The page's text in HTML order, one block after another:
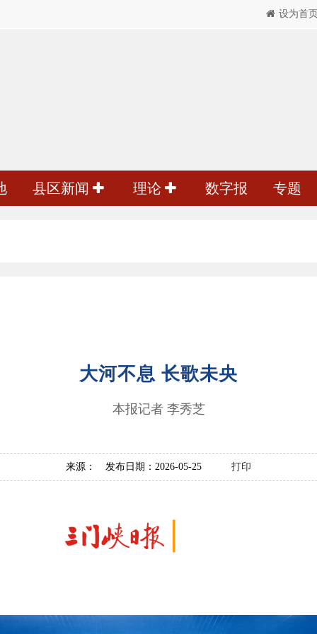
设为首
县区新闻 理论 数字报 专题
大河不息 长歌未央
本报记者 李秀芝
来源： 发布日期：2026-05-25 打印